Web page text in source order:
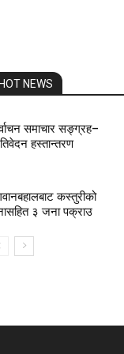
HOT NEWS
समाचार सङ्ग्रह–
हस्तान्तरण
कस्तुरीको
३ जना पक्राउ